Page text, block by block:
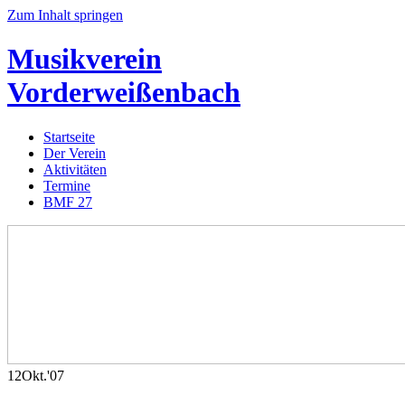
Zum Inhalt springen
Musikverein
Vorderweißenbach
Startseite
Der Verein
Aktivitäten
Termine
BMF 27
12Okt.'07